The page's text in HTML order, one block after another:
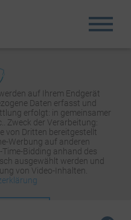
auf Ihrem Endgerät
Daten erfasst und
erfolgt: in gemeinsamer
Zweck der Verarbeitung:
von Dritten bereitgestellt
Werbung auf anderen
Bidding anhand des
ausgewählt werden und
von Video-Inhalten.